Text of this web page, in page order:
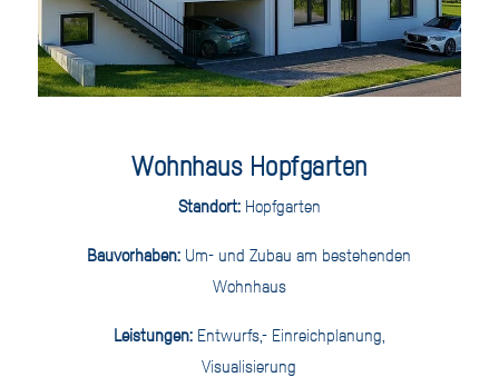
Wohnhaus Hopfgarten
Standort: Hopfgarten
Bauvorhaben: Um- und Zubau am bestehenden
Wohnhaus
Leistungen: Entwurfs,- Einreichplanung,
Visualisierung